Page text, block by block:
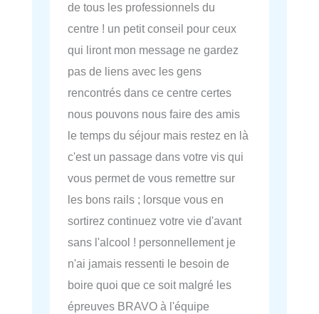
de tous les professionnels du
centre ! un petit conseil pour ceux
qui liront mon message ne gardez
pas de liens avec les gens
rencontrés dans ce centre certes
nous pouvons nous faire des amis
le temps du séjour mais restez en là
c'est un passage dans votre vis qui
vous permet de vous remettre sur
les bons rails ; lorsque vous en
sortirez continuez votre vie d'avant
sans l'alcool ! personnellement je
n'ai jamais ressenti le besoin de
boire quoi que ce soit malgré les
épreuves BRAVO à l'équipe